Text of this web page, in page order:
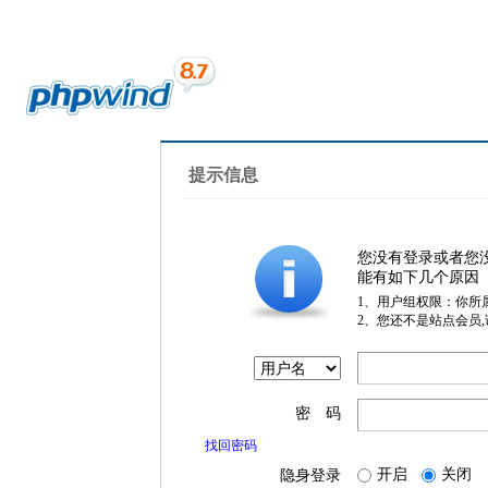
提示信息
您没有登录或者您
能有如下几个原因
1、用户组权限：你所
2、您还不是站点会员
密 码
找回密码
隐身登录 开启 关闭